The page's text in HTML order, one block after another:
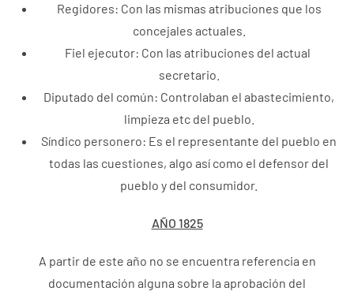
Regidores: Con las mismas atribuciones que los
concejales actuales.
Fiel ejecutor: Con las atribuciones del actual
secretario.
Diputado del común: Controlaban el abastecimiento,
limpieza etc del pueblo.
Síndico personero: Es el representante del pueblo en
todas las cuestiones, algo así como el defensor del
pueblo y del consumidor.
AÑO 1825
A partir de este año no se encuentra referencia en
documentación alguna sobre la aprobación del